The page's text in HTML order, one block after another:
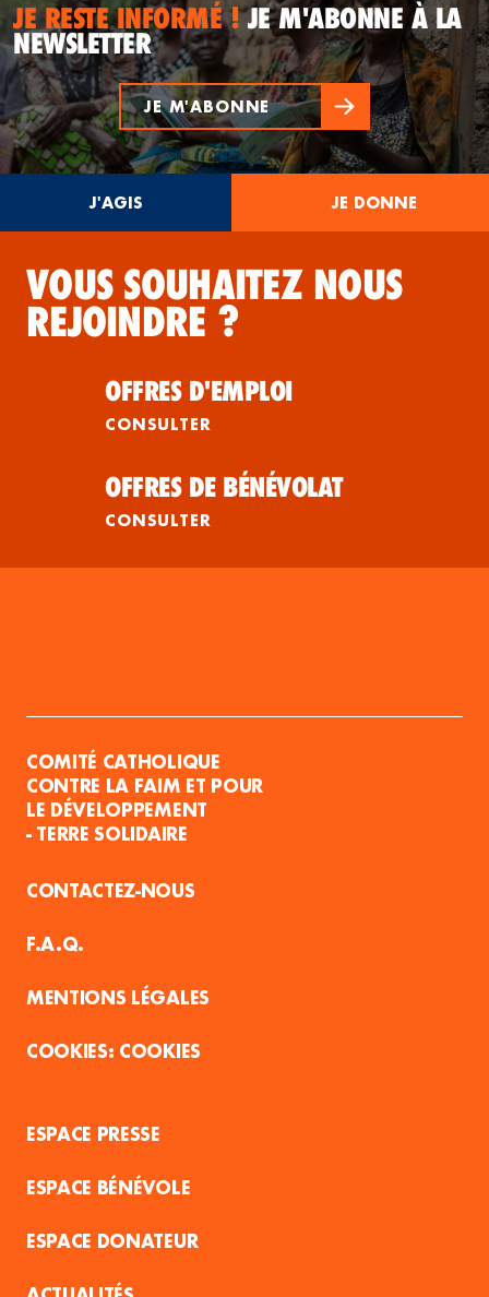
JE RESTE INFORMÉ !JE M'ABONNE À LA
NEWSLETTER
JE M'ABONNE
J'AGIS JE DONNE
VOUS SOUHAITEZ NOUS
REJOINDRE ?
OFFRES D'EMPLOI
CONSULTER
OFFRES DE BÉNÉVOLAT
CONSULTER
COMITÉ CATHOLIQUE
CONTRE LA FAIM ET POUR
LE DÉVELOPPEMENT
- TERRE SOLIDAIRE
CONTACTEZ-NOUS
F.A.Q.
MENTIONS LÉGALES
COOKIES
ESPACE PRESSE
ESPACE BÉNÉVOLE
ESPACE DONATEUR